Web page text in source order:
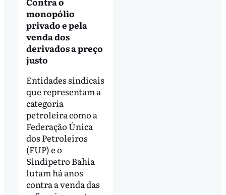
monopólio
privado e pela
venda dos
derivados a preço
justo
Entidades sindicais
que representam a
categoria
petroleira como a
Federação Única
dos Petroleiros
(FUP) e o
Sindipetro Bahia
lutam há anos
contra a venda das